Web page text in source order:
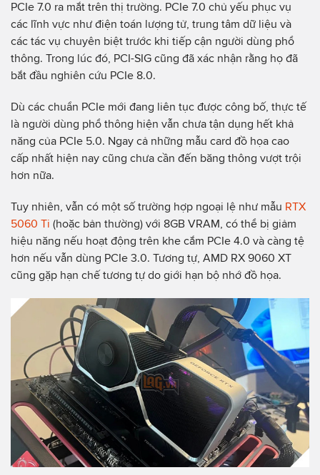
PCIe 7.0 ra mắt trên thị trường. PCIe 7.0 chủ yếu phục vụ
các lĩnh vực như điện toán lượng tử, trung tâm dữ liệu và
các tác vụ chuyên biệt trước khi tiếp cận người dùng phổ
thông. Trong lúc đó, PCI-SIG cũng đã xác nhận rằng họ đã
bắt đầu nghiên cứu PCIe 8.0.
Dù các chuẩn PCIe mới đang liên tục được công bố, thực tế
là người dùng phổ thông hiện vẫn chưa tận dụng hết khả
năng của PCIe 5.0. Ngay cả những mẫu card đồ họa cao
cấp nhất hiện nay cũng chưa cần đến băng thông vượt trội
hơn nữa.
Tuy nhiên, vẫn có một số trường hợp ngoại lệ như mẫu RTX
5060 Ti (hoặc bản thường) với 8GB VRAM, có thể bị giảm
hiệu năng nếu hoạt động trên khe cắm PCIe 4.0 và càng tệ
hơn nếu vẫn dùng PCIe 3.0. Tương tự, AMD RX 9060 XT
cũng gặp hạn chế tương tự do giới hạn bộ nhớ đồ họa.